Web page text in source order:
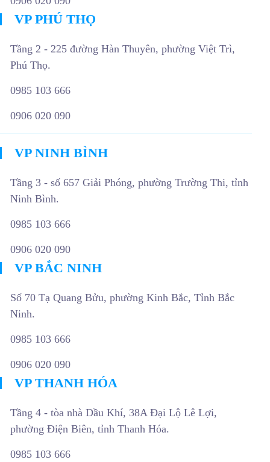
VP PHÚ THỌ
Tầng 2 - 225 đường Hàn Thuyên, phường Việt Trì,
Phú Thọ.
0985 103 666
0906 020 090
VP NINH BÌNH
Tầng 3 - số 657 Giải Phóng, phường Trường Thi, tỉnh
Ninh Bình.
0985 103 666
0906 020 090
VP BẮC NINH
Số 70 Tạ Quang Bửu, phường Kinh Bắc, Tỉnh Bắc
Ninh.
0985 103 666
0906 020 090
VP THANH HÓA
Tầng 4 - tòa nhà Dầu Khí, 38A Đại Lộ Lê Lợi,
phường Điện Biên, tỉnh Thanh Hóa.
0985 103 666